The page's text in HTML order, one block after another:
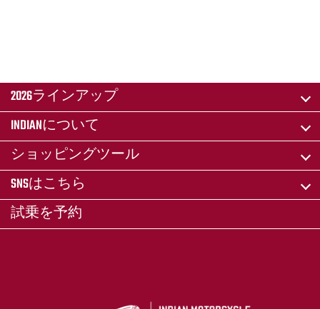
2026ラインアップ
INDIANについて
ショッピングツール
SNSはこちら
試乗を予約